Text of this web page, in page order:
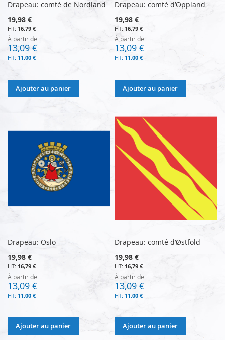
Drapeau: comté de Nordland
19,98 €
16,79 €
À partir de
13,09 €
11,00 €
Ajouter au panier
Drapeau: comté d’Oppland
19,98 €
16,79 €
À partir de
13,09 €
11,00 €
Ajouter au panier
Drapeau: Oslo
19,98 €
16,79 €
À partir de
13,09 €
11,00 €
Ajouter au panier
Drapeau: comté d’Østfold
19,98 €
16,79 €
À partir de
13,09 €
11,00 €
Ajouter au panier